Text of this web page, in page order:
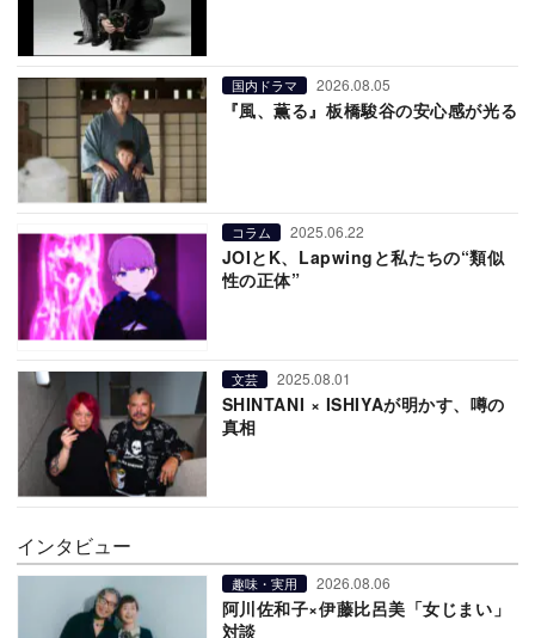
国内ドラマ 2026.08.05
『風、薫る』板橋駿谷の安心感が光る
コラム 2025.06.22
JOIとK、Lapwingと私たちの“類似
性の正体”
文芸 2025.08.01
SHINTANI × ISHIYAが明かす、噂の
真相
インタビュー
趣味・実用 2026.08.06
阿川佐和子×伊藤比呂美「女じまい」
対談